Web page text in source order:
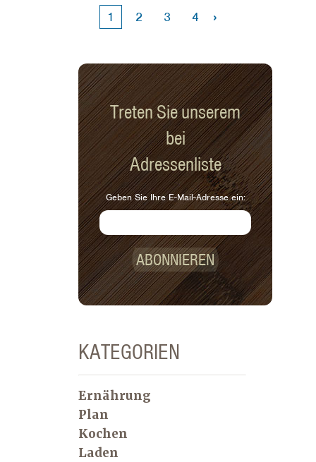
während der Feiertage und darüber
hinaus achtsam und im Blick auf Ihre
1 2 3 4 ›
Treten Sie unserem
bei
Adressenliste
Geben Sie Ihre E-Mail-Adresse ein:
ABONNIEREN
KATEGORIEN
Ernährung
Plan
Kochen
Laden